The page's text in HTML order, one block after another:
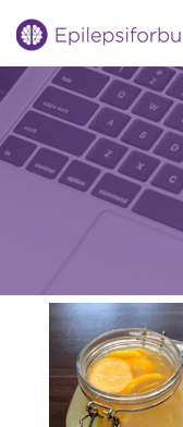
Gå
til
innholdet